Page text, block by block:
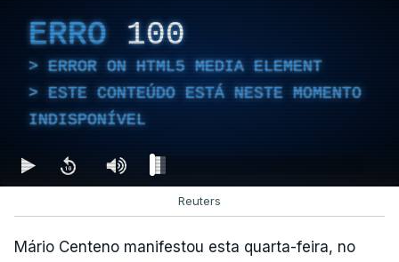
ERRO 100
ERROR ON HTML5 MEDIA ELEMENT
ESTE CONTEÚDO ESTÁ NESTE MOMENTO
INDISPONÍVEL
Reuters
Mário Centeno manifestou esta quarta-feira, no